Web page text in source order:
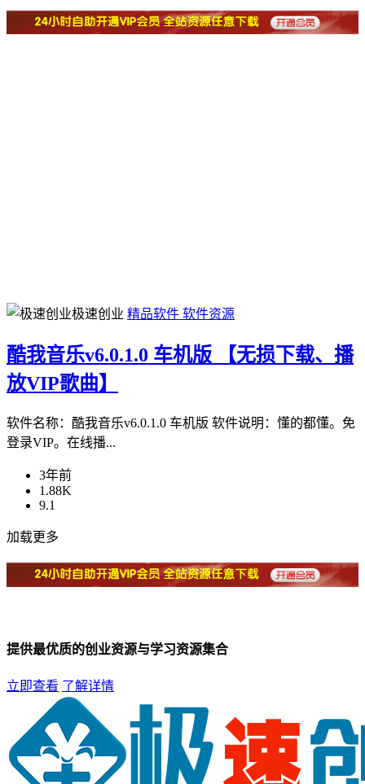
极速创业 精品软件 软件资源
酷我音乐v6.0.1.0 车机版 【无损下载、播
放VIP歌曲】
软件名称：酷我音乐v6.0.1.0 车机版 软件说明：懂的都懂。免
登录VIP。在线播...
3年前
1.88K
9.1
加载更多
提供最优质的创业资源与学习资源集合
立即查看 了解详情